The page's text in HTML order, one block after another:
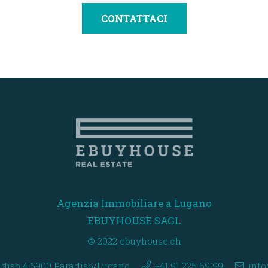
CONTATTACI
Agenzia Immobiliare a Lugano
EBUYHOUSE SAGL
© 2022 ebuyhouse.ch
4 6900 Paradiso/Lugano +41 91 225 69 99